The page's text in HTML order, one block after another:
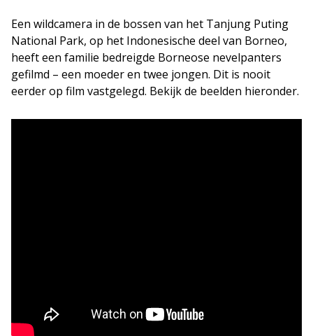
Een wildcamera in de bossen van het Tanjung Puting
National Park, op het Indonesische deel van Borneo,
heeft een familie bedreigde Borneose nevelpanters
gefilmd – een moeder en twee jongen. Dit is nooit
eerder op film vastgelegd. Bekijk de beelden hieronder.